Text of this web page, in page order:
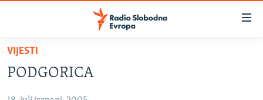
Pređite
glavni
VIJESTI
PODGORICA